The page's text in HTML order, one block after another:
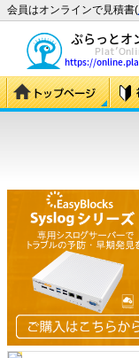
会員はオンラインで見積書(